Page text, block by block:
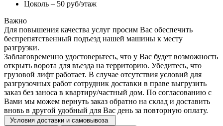
Цоколь – 50 руб/этаж
Важно
Для повышения качества услуг просим Вас обеспечить
беспрепятственный подъезд нашей машины к месту
разгрузки.
Заблаговременно удостоверьтесь, что у Вас будет возможность
открыть ворота для въезда на территорию. Убедитесь, что
грузовой лифт работает. В случае отсутствия условий для
разгрузочных работ сотрудник доставки в праве выгрузить
заказ без заноса в квартиру/частный дом. По согласованию с
Вами мы можем вернуть заказ обратно на склад и доставить
вновь в другой удобный для Вас день за повторную оплату.
Условия доставки и самовывоза